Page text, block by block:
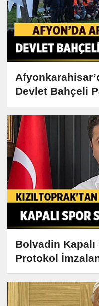
Devlet Bahçeli
Bolvadin
Protokol